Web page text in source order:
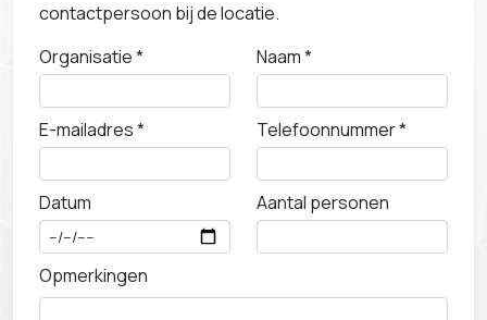
contactpersoon bij de locatie.
Organisatie *
Naam *
E-mailadres * Telefoonnummer *
Datum Aantal personen
Opmerkingen